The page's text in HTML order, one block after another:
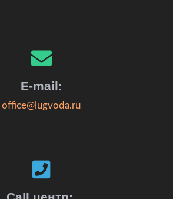
E-mail:
office@lugvoda.ru